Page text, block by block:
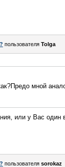
пользователя Tolga
мной
или у Вас один
пользователя sorokaz